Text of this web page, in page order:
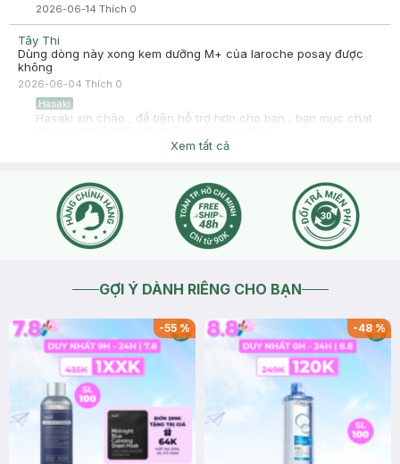
2026-06-14 Thích 0
Tây Thi
Dùng dòng này xong kem dưỡng M+ của laroche posay được
không
2026-06-04 Thích 0
Hasaki
Hasaki xin chào , để tiện hỗ trợ hơn cho bạn , bạn mục chat
Xem tất cả
GỢI Ý DÀNH RIÊNG CHO BẠN
-55% -48%